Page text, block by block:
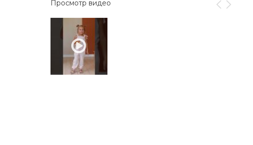
Просмотр видео